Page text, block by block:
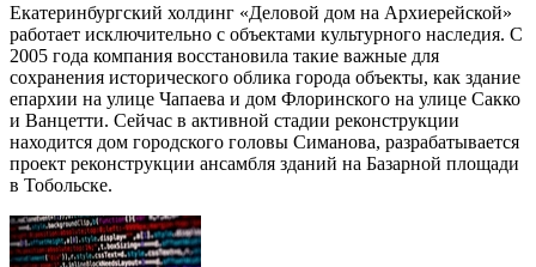
Екатеринбургский холдинг «Деловой дом на Архиерейской»
работает исключительно с объектами культурного наследия. С
2005 года компания восстановила такие важные для
сохранения исторического облика города объекты, как здание
епархии на улице Чапаева и дом Флоринского на улице Сакко
и Ванцетти. Сейчас в активной стадии реконструкции
находится дом городского головы Симанова, разрабатывается
проект реконструкции ансамбля зданий на Базарной площади
в Тобольске.